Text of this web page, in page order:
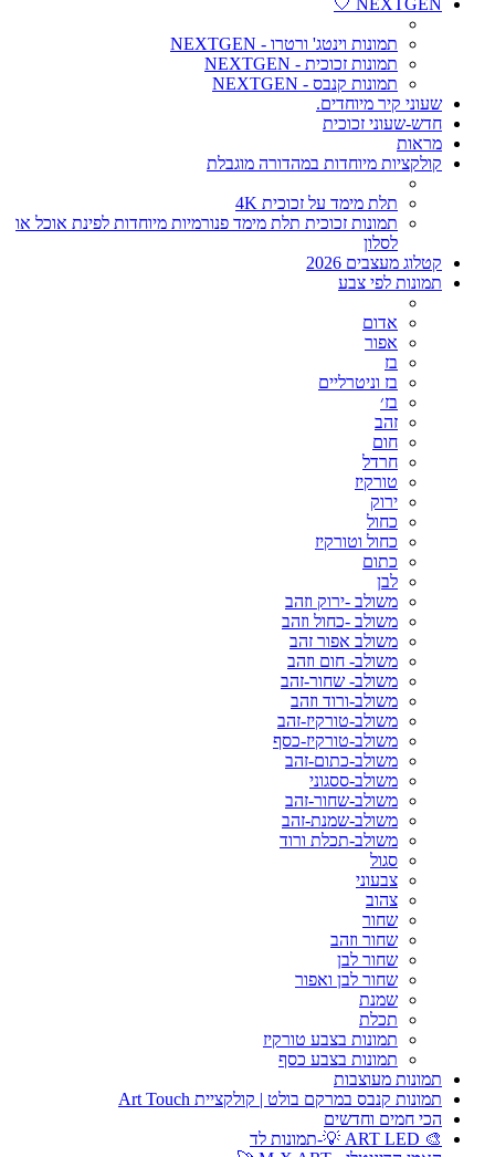
תמונות וינטג' ורטרו - NEXTGEN
תמונות זכוכית - NEXTGEN
תמונות קנבס - NEXTGEN
שעוני קיר מיוחדים.
חדש-שעוני זכוכית
מראות
קולקציות מיוחדות במהדורה מוגבלת
תלת מימד על זכוכית 4K
תמונות זכוכית תלת מימד פנורמיות מיוחדות לפינת אוכל או
לסלון
קטלוג מעצבים 2026
תמונות לפי צבע
אדום
אפור
בז
בז וניטרליים
בז׳
זהב
חום
חרדל
טורקיז
ירוק
כחול
כחול וטורקיז
כתום
לבן
משולב -ירוק וזהב
משולב -כחול וזהב
משולב אפור זהב
משולב- חום וזהב
משולב- שחור-זהב
משולב-ורוד וזהב
משולב-טורקיז-זהב
משולב-טורקיז-כסף
משולב-כתום-זהב
משולב-ססגוני
משולב-שחור-זהב
משולב-שמנת-זהב
משולב-תכלת ורוד
סגול
צבעוני
צהוב
שחור
שחור וזהב
שחור לבן
שחור לבן ואפור
שמנת
תכלת
תמונות בצבע טורקיז
תמונות בצבע כסף
תמונות מעוצבות
תמונות קנבס במרקם בולט | קולקציית Art Touch
הכי חמים וחדשים
🎨 ART LED 💡-תמונות לד